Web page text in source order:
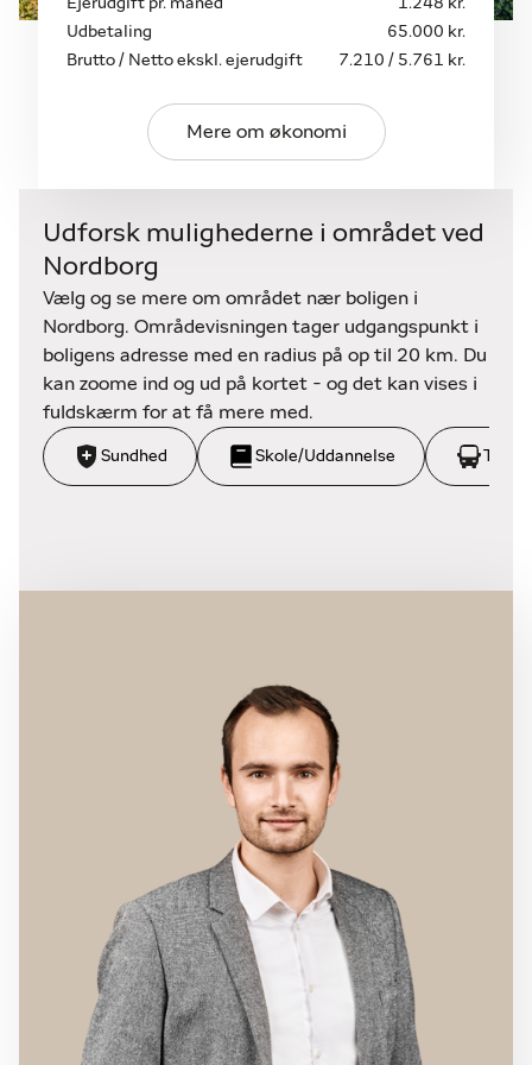
køkkenet hører desuden et praktisk spisekammer
med god plads til opbevaring af konserves og
køkkenmaskiner.
sælger især har nydt til afslapning og ro.
Derudover er der tre værelser – to af dem i
dagligdagsindgang. Det store badeværelse,
ligeledes med gulvvarme, ligger i forbindelse med
hallen og fremstår pænt og velholdt.
På førstesalen venter yderligere tre gode værelser
og endnu et badeværelse, så her er fine forhold for
den store familie. Desuden findes et stort,
uudnyttet loftsrum, der i dag anvendes til
opbevaring (ikke godkendt til beboelse).
nørkle med småprojekter.
Alt i alt får I her en charmerende og velholdt villa
med masser af sjæl og plads.
Ejerudgift pr. måned
1.248 kr.
Udbetaling
65.000 kr.
Brutto / Netto ekskl. ejerudgift
7.210 / 5.761 kr.
Mere om økonomi
Udforsk mulighederne i området ved
Nordborg
Vælg og se mere om området nær boligen i
Nordborg. Områdevisningen tager udgangspunkt i
boligens adresse med en radius på op til 20 km. Du
kan zoome ind og ud på kortet - og det kan vises i
fuldskærm for at få mere med.
Sundhed Skole/Uddannelse